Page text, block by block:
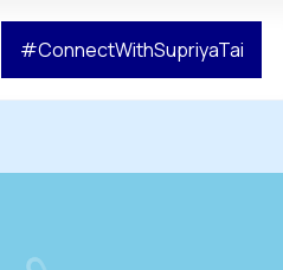
#ConnectWithSupriyaTai